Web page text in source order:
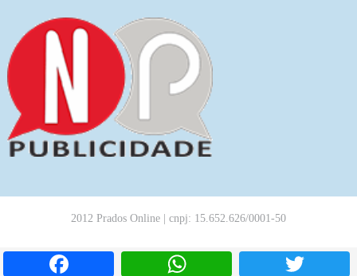
Facebook WhatsApp
2012 Prados Online | cnpj: 15.652.626/0001-50